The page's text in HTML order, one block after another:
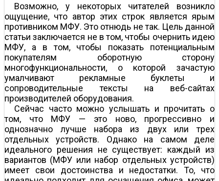
Возможно, у некоторых читателей возникло
ощущение, что автор этих строк является ярым
противником МФУ. Это отнюдь не так. Цель данной
статьи заключается не в том, чтобы очернить идею
МФУ, а в том, чтобы показать потенциальным
покупателям оборотную сторону
многофункциональности, о которой зачастую
умалчивают рекламные буклеты и
сопроводительные тексты на веб-сайтах
производителей оборудования.
Сейчас часто можно услышать и прочитать о
том, что МФУ — это ново, прогрессивно и
однозначно лучше набора из двух или трех
отдельных устройств. Однако на самом деле
идеального решения не существует: каждый из
вариантов (МФУ или набор отдельных устройств)
имеет свои достоинства и недостатки. То, что